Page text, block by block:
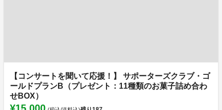
【コンサートを聞いて応援！】 サポーターズクラブ・ゴ
ールドプランB（プレゼント：11種類のお菓子詰め合わ
せBOX）